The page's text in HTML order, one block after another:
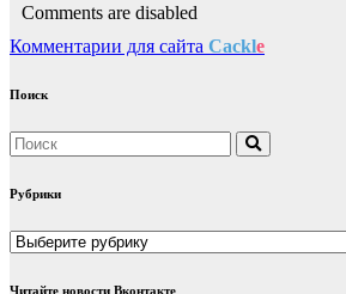
Comments are disabled
Комментарии для сайта Cackle
Поиск
Рубрики
Рубрики
Читайте новости Вконтакте